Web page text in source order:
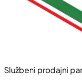
Službeni prodajni